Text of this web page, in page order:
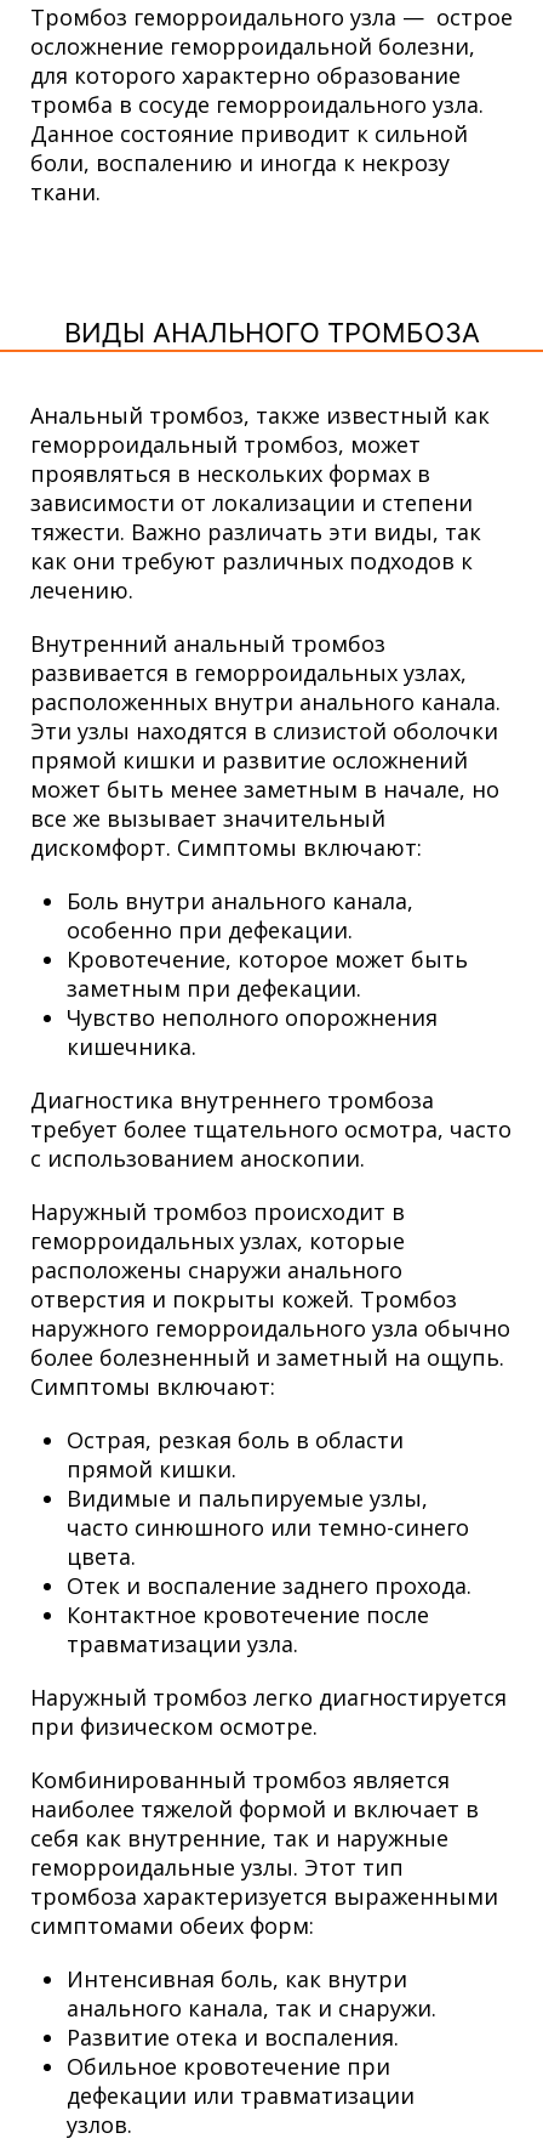
Тромбоз геморроидального узла — острое
осложнение геморроидальной болезни,
для которого характерно образование
тромба в сосуде геморроидального узла.
Данное состояние приводит к сильной
боли, воспалению и иногда к некрозу
ткани.
ВИДЫ АНАЛЬНОГО ТРОМБОЗА
Анальный тромбоз, также известный как
геморроидальный тромбоз, может
проявляться в нескольких формах в
зависимости от локализации и степени
тяжести. Важно различать эти виды, так
как они требуют различных подходов к
лечению.
Внутренний анальный тромбоз
развивается в геморроидальных узлах,
расположенных внутри анального канала.
Эти узлы находятся в слизистой оболочки
прямой кишки и развитие осложнений
может быть менее заметным в начале, но
все же вызывает значительный
дискомфорт. Симптомы включают:
Боль внутри анального канала,
особенно при дефекации.
Кровотечение, которое может быть
заметным при дефекации.
Чувство неполного опорожнения
кишечника.
Диагностика внутреннего тромбоза
требует более тщательного осмотра, часто
с использованием аноскопии.
Наружный тромбоз происходит в
геморроидальных узлах, которые
расположены снаружи анального
отверстия и покрыты кожей. Тромбоз
наружного геморроидального узла обычно
более болезненный и заметный на ощупь.
Симптомы включают:
Острая, резкая боль в области
прямой кишки.
Видимые и пальпируемые узлы,
часто синюшного или темно-синего
цвета.
Отек и воспаление заднего прохода.
Контактное кровотечение после
травматизации узла.
Наружный тромбоз легко диагностируется
при физическом осмотре.
Комбинированный тромбоз является
наиболее тяжелой формой и включает в
себя как внутренние, так и наружные
геморроидальные узлы. Этот тип
тромбоза характеризуется выраженными
симптомами обеих форм:
Интенсивная боль, как внутри
анального канала, так и снаружи.
Развитие отека и воспаления.
Обильное кровотечение при
дефекации или травматизации
узлов.